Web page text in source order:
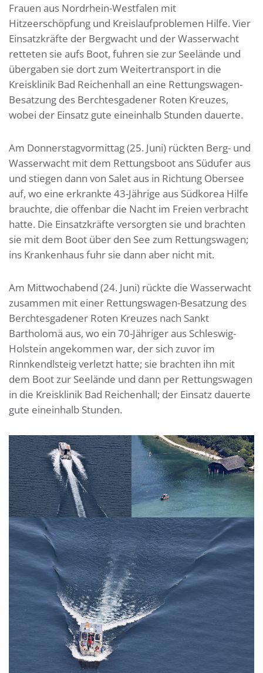
Frauen aus Nordrhein-Westfalen mit
Hitzeerschöpfung und Kreislaufproblemen Hilfe. Vier
Einsatzkräfte der Bergwacht und der Wasserwacht
retteten sie aufs Boot, fuhren sie zur Seelände und
übergaben sie dort zum Weitertransport in die
Kreisklinik Bad Reichenhall an eine Rettungswagen-
Besatzung des Berchtesgadener Roten Kreuzes,
wobei der Einsatz gute eineinhalb Stunden dauerte.
Am Donnerstagvormittag (25. Juni) rückten Berg- und
Wasserwacht mit dem Rettungsboot ans Südufer aus
und stiegen dann von Salet aus in Richtung Obersee
auf, wo eine erkrankte 43-Jährige aus Südkorea Hilfe
brauchte, die offenbar die Nacht im Freien verbracht
hatte. Die Einsatzkräfte versorgten sie und brachten
sie mit dem Boot über den See zum Rettungswagen;
ins Krankenhaus fuhr sie dann aber nicht mit.
Am Mittwochabend (24. Juni) rückte die Wasserwacht
zusammen mit einer Rettungswagen-Besatzung des
Berchtesgadener Roten Kreuzes nach Sankt
Bartholomä aus, wo ein 70-Jähriger aus Schleswig-
Holstein angekommen war, der sich zuvor im
Rinnkendlsteig verletzt hatte; sie brachten ihn mit
dem Boot zur Seelände und dann per Rettungswagen
in die Kreisklinik Bad Reichenhall; der Einsatz dauerte
gute eineinhalb Stunden.